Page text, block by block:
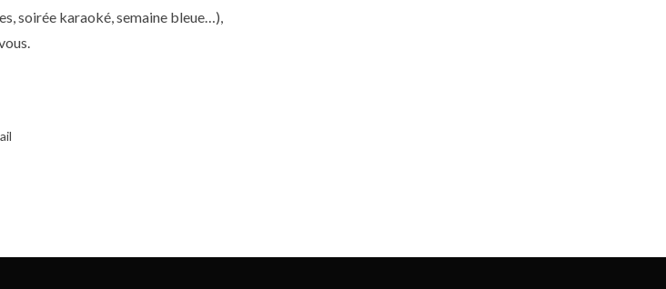
soirée karaoké, semaine bleue…),